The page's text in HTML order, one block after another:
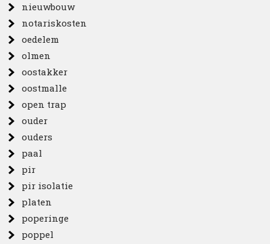
nieuwbouw
notariskosten
oedelem
olmen
oostakker
oostmalle
open trap
ouder
ouders
paal
pir
pir isolatie
platen
poperinge
poppel